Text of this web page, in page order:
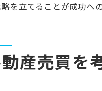
を立てることが成功への
産売買を